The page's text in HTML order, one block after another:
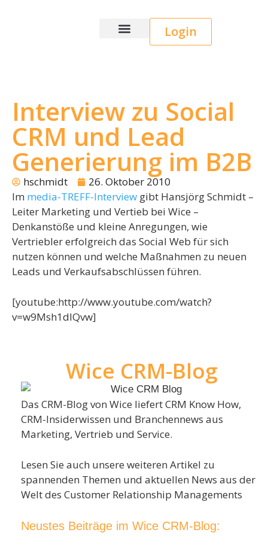
Login
Interview zu Social
CRM und Lead
Generierung im B2B
hschmidt
26. Oktober 2010
Im media-TREFF-Interview gibt Hansjörg Schmidt –
Leiter Marketing und Vertieb bei Wice –
Denkanstöße und kleine Anregungen, wie
Vertriebler erfolgreich das Social Web für sich
nutzen können und welche Maßnahmen zu neuen
Leads und Verkaufsabschlüssen führen.
[youtube:http://www.youtube.com/watch?
v=w9Msh1dIQvw]
Wice CRM-Blog
Das CRM-Blog von Wice liefert CRM Know How,
CRM-Insiderwissen und Branchennews aus
Marketing, Vertrieb und Service.
Lesen Sie auch unsere weiteren Artikel zu
spannenden Themen und aktuellen News aus der
Welt des Customer Relationship Managements
Neustes Beiträge im Wice CRM-Blog: